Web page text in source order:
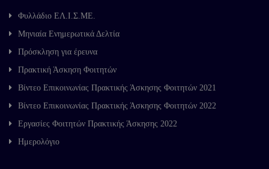
Φυλλάδιο ΕΛ.Ι.Σ.ΜΕ.
Μηνιαία Ενημερωτικά Δελτία
Πρόσκληση για έρευνα
Πρακτική Άσκηση Φοιτητών
Βίντεο Επικοινωνίας Πρακτικής Άσκησης Φοιτητών 2021
Βίντεο Επικοινωνίας Πρακτικής Άσκησης Φοιτητών 2022
Εργασίες Φοιτητών Πρακτικής Άσκησης 2022
Ημερολόγιο